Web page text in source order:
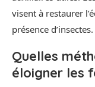
visent à restaurer
présence d’insectes.
Quelles
éloigner les